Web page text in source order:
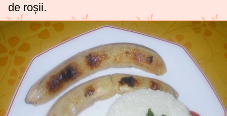
de roșii.